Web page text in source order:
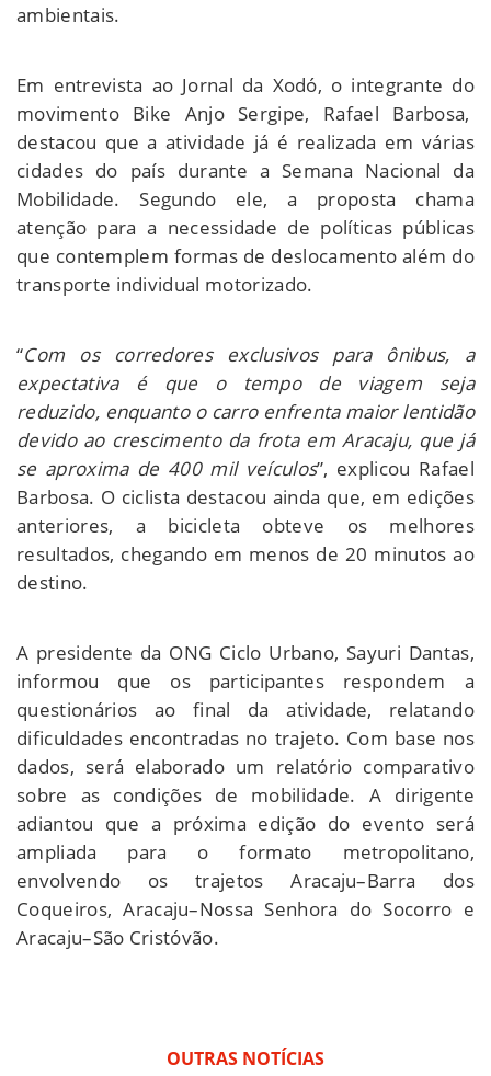
ambientais.
Em entrevista ao Jornal da Xodó, o integrante do
movimento Bike Anjo Sergipe, Rafael Barbosa,
destacou que a atividade já é realizada em várias
cidades do país durante a Semana Nacional da
Mobilidade. Segundo ele, a proposta chama
atenção para a necessidade de políticas públicas
que contemplem formas de deslocamento além do
transporte individual motorizado.
“Com os corredores exclusivos para ônibus, a
expectativa é que o tempo de viagem seja
reduzido, enquanto o carro enfrenta maior lentidão
devido ao crescimento da frota em Aracaju, que já
se aproxima de 400 mil veículos”, explicou Rafael
Barbosa. O ciclista destacou ainda que, em edições
anteriores, a bicicleta obteve os melhores
resultados, chegando em menos de 20 minutos ao
destino.
A presidente da ONG Ciclo Urbano, Sayuri Dantas,
informou que os participantes respondem a
questionários ao final da atividade, relatando
dificuldades encontradas no trajeto. Com base nos
dados, será elaborado um relatório comparativo
sobre as condições de mobilidade. A dirigente
adiantou que a próxima edição do evento será
ampliada para o formato metropolitano,
envolvendo os trajetos Aracaju–Barra dos
Coqueiros, Aracaju–Nossa Senhora do Socorro e
Aracaju–São Cristóvão.
OUTRAS NOTÍCIAS